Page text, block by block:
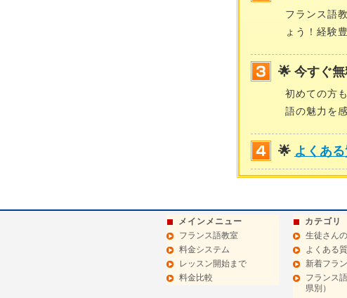
フランス語
ょう！経験
🌟 今すぐ
初めての方
語の魅力を
🌟 よくあ
メインメニュー
フランス語教室
料金システム
レッスン開始まで
料金比較
カテゴリ
生徒さん
よくある
新着フラ
フランス
県別）